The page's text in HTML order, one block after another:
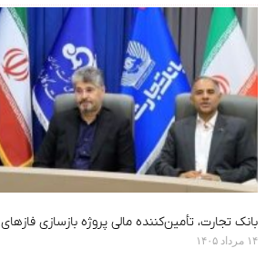
بانک تجارت، تأمین‌کننده مالی پروژه بازسازی فازهای ۴ و ۵ پارس جنوبی
۱۴ مرداد ۱۴۰۵